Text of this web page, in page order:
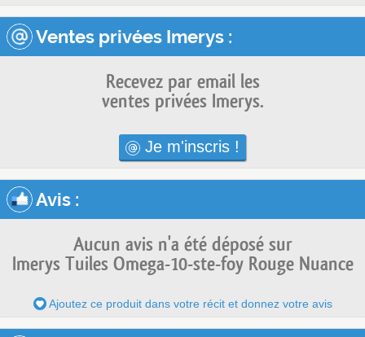
Ventes privées Imerys :
Recevez par email les
ventes privées Imerys.
Je m'inscris !
Avis :
Aucun avis n'a été déposé sur
Imerys Tuiles Omega-10-ste-foy Rouge Nuance
Ajoutez ce produit dans votre récit et donnez votre avis